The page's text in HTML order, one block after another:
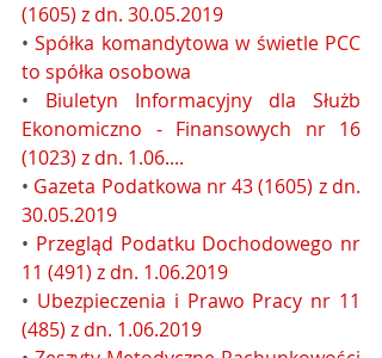
(1605) z dn. 30.05.2019
• Spółka komandytowa w świetle PCC
to spółka osobowa
• Biuletyn Informacyjny dla Służb
Ekonomiczno - Finansowych nr 16
(1023) z dn. 1.06....
• Gazeta Podatkowa nr 43 (1605) z dn.
30.05.2019
• Przegląd Podatku Dochodowego nr
11 (491) z dn. 1.06.2019
• Ubezpieczenia i Prawo Pracy nr 11
(485) z dn. 1.06.2019